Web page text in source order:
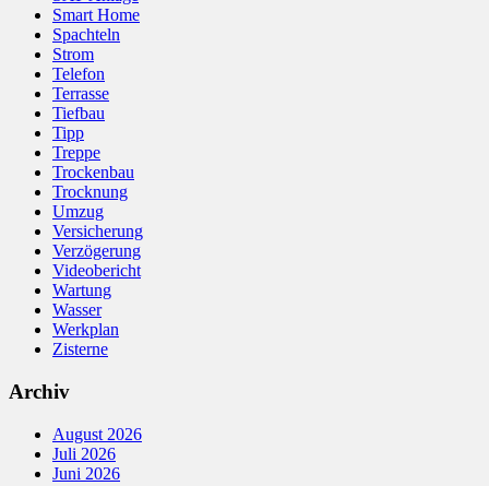
Smart Home
Spachteln
Strom
Telefon
Terrasse
Tiefbau
Tipp
Treppe
Trockenbau
Trocknung
Umzug
Versicherung
Verzögerung
Videobericht
Wartung
Wasser
Werkplan
Zisterne
Archiv
August 2026
Juli 2026
Juni 2026